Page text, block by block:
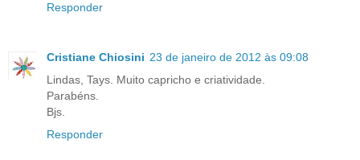
Responder
Cristiane Chiosini 23 de janeiro de 2012 às 09:08
Lindas, Tays. Muito capricho e criatividade.
Parabéns.
Bjs.
Responder